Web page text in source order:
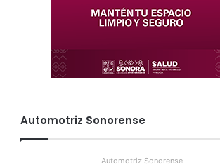
Automotriz Sonorense
Automotriz Sonorense